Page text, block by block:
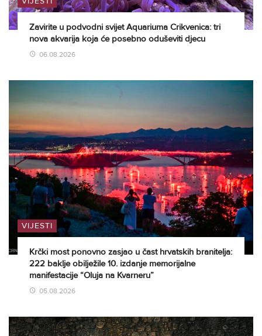
Zavirite u podvodni svijet Aquariuma Crikvenica: tri
nova akvarija koja će posebno oduševiti djecu
06.08.2026
VIJESTI
Krčki most ponovno zasjao u čast hrvatskih branitelja:
222 baklje obilježile 10. izdanje memorijalne
manifestacije “Oluja na Kvarneru”
05.08.2026